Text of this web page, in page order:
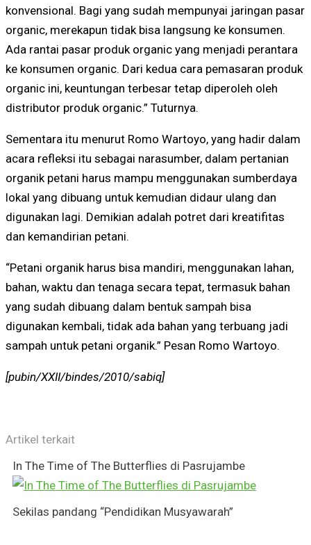
konvensional. Bagi yang sudah mempunyai jaringan pasar
organic, merekapun tidak bisa langsung ke konsumen.
Ada rantai pasar produk organic yang menjadi perantara
ke konsumen organic. Dari kedua cara pemasaran produk
organic ini, keuntungan terbesar tetap diperoleh oleh
distributor produk organic.” Tuturnya.
Sementara itu menurut Romo Wartoyo, yang hadir dalam
acara refleksi itu sebagai narasumber, dalam pertanian
organik petani harus mampu menggunakan sumberdaya
lokal yang dibuang untuk kemudian didaur ulang dan
digunakan lagi. Demikian adalah potret dari kreatifitas
dan kemandirian petani.
“Petani organik harus bisa mandiri, menggunakan lahan,
bahan, waktu dan tenaga secara tepat, termasuk bahan
yang sudah dibuang dalam bentuk sampah bisa
digunakan kembali, tidak ada bahan yang terbuang jadi
sampah untuk petani organik.” Pesan Romo Wartoyo.
[pubin/XXII/bindes/2010/sabiq]
Artikel terkait
In The Time of The Butterflies di Pasrujambe
Sekilas pandang “Pendidikan Musyawarah”